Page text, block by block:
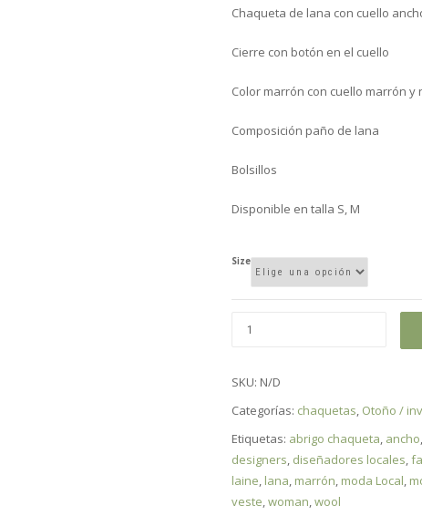
Chaqueta de lana con cuello
Cierre con botón en el cuello
Color marrón con cuello marrón y
Composición paño de lana
Bolsillos
Disponible en talla S, M
Size
SKU: N/D
Categorías: chaquetas, Otoño /
Etiquetas: abrigo chaqueta, ancho,
designers, diseñadores locales,
laine, lana, marrón, moda Local,
veste,woman,wool